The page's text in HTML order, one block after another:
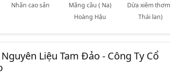
Nhãn cao sản
Mãng cầu ( Na)
Hoàng Hậu
Dừa xiêm
Thái lan)
Liệu Tam Đảo - Công Ty Cổ